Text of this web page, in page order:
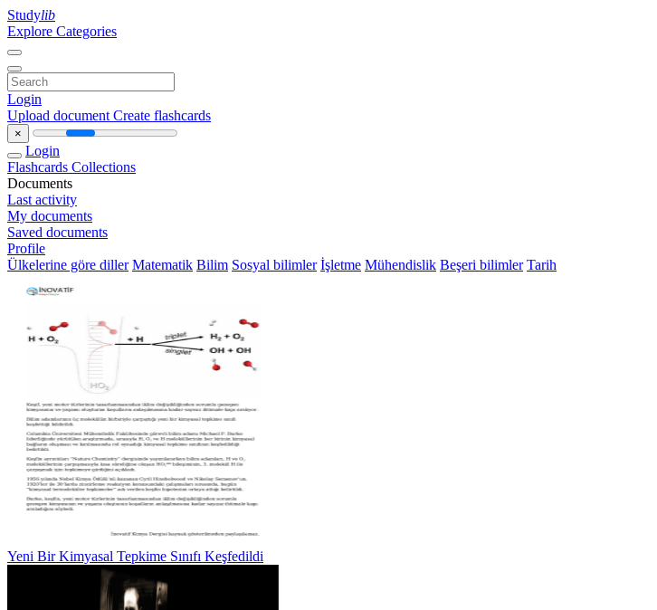
Studylib
Explore Categories
Login
Upload document Create flashcards
×
Login
Flashcards Collections
Documents
Last activity
My documents
Saved documents
Profile
Ülkelerine göre diller Matematik Bilim Sosyal bilimler İşletme Mühendislik Beşeri bilimler Tarih
Yeni Bir Kimyasal Tepkime Sınıfı Keşfedildi